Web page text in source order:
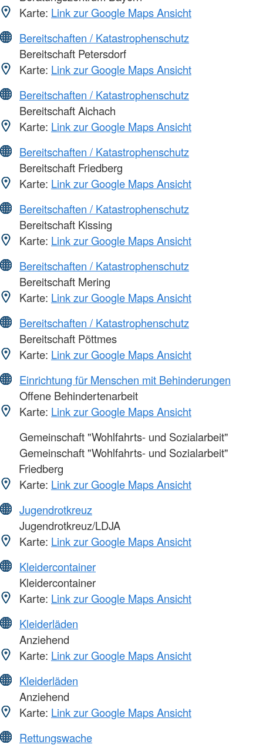
Karte: Link zur Google Maps Ansicht
Bereitschaften / Katastrophenschutz
Bereitschaft Petersdorf
Karte: Link zur Google Maps Ansicht
Bereitschaften / Katastrophenschutz
Bereitschaft Aichach
Karte: Link zur Google Maps Ansicht
Bereitschaften / Katastrophenschutz
Bereitschaft Friedberg
Karte: Link zur Google Maps Ansicht
Bereitschaften / Katastrophenschutz
Bereitschaft Kissing
Karte: Link zur Google Maps Ansicht
Bereitschaften / Katastrophenschutz
Bereitschaft Mering
Karte: Link zur Google Maps Ansicht
Bereitschaften / Katastrophenschutz
Bereitschaft Pöttmes
Karte: Link zur Google Maps Ansicht
Einrichtung für Menschen mit Behinderungen
Offene Behindertenarbeit
Karte: Link zur Google Maps Ansicht
Gemeinschaft "Wohlfahrts- und Sozialarbeit"
Gemeinschaft "Wohlfahrts- und Sozialarbeit"
Friedberg
Karte: Link zur Google Maps Ansicht
Jugendrotkreuz
Jugendrotkreuz/LDJA
Karte: Link zur Google Maps Ansicht
Kleidercontainer
Kleidercontainer
Karte: Link zur Google Maps Ansicht
Kleiderläden
Anziehend
Karte: Link zur Google Maps Ansicht
Kleiderläden
Anziehend
Karte: Link zur Google Maps Ansicht
Rettungswache